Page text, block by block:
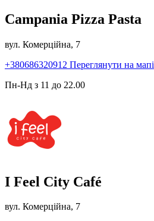
Campania Pizza Pasta
вул. Комерційна, 7
+380686320912 Переглянути на мапі
Пн-Нд з 11 до 22.00
I Feel City Café
вул. Комерційна, 7